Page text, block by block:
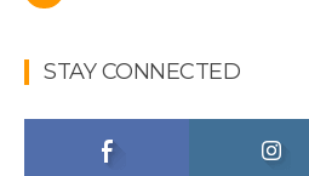
STAY CONNECTED